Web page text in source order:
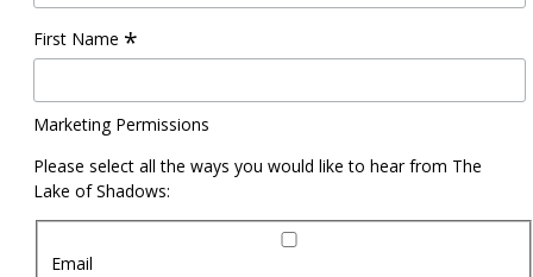
First Name *
Marketing Permissions
Please select all the ways you would like to hear from The
Lake of Shadows:
Email